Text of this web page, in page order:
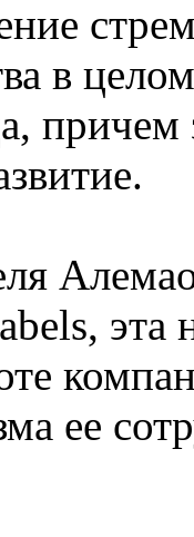
в
причем
эта
ее